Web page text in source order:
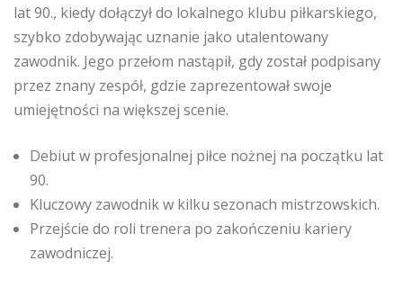
lat 90., kiedy dołączył do lokalnego klubu piłkarskiego,
szybko zdobywając uznanie jako utalentowany
zawodnik. Jego przełom nastąpił, gdy został podpisany
przez znany zespół, gdzie zaprezentował swoje
umiejętności na większej scenie.
Debiut w profesjonalnej piłce nożnej na początku lat
90.
Kluczowy zawodnik w kilku sezonach mistrzowskich.
Przejście do roli trenera po zakończeniu kariery
zawodniczej.